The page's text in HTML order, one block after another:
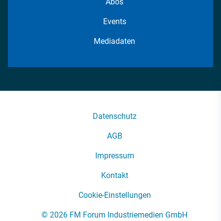
Abos
Events
Mediadaten
Datenschutz
AGB
Impressum
Kontakt
Cookie-Einstellungen
© 2026 FM Forum Industriemedien GmbH